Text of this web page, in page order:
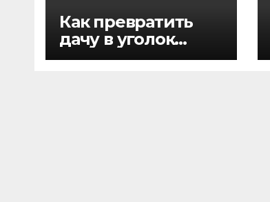
Как превратить
дачу в уголок
мечты